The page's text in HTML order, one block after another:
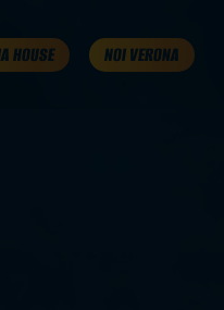
HOUSE NOI VERONA